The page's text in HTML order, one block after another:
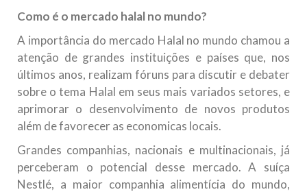
Como é o mercado halal no mundo?
A importância do mercado Halal no mundo chamou a
atenção de grandes instituições e países que, nos
últimos anos, realizam fóruns para discutir e debater
sobre o tema Halal em seus mais variados setores, e
aprimorar o desenvolvimento de novos produtos
além de favorecer as economicas locais.
Grandes companhias, nacionais e multinacionais, já
perceberam o potencial desse mercado. A suíça
Nestlé, a maior companhia alimentícia do mundo,